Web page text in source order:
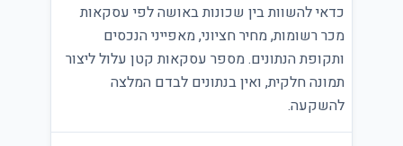
כדאי להשוות בין שכונות באושה לפי עסקאות
מכר רשומות, מחיר חציוני, מאפייני הנכסים
ותקופת הנתונים. מספר עסקאות קטן עלול ליצור
תמונה חלקית, ואין בנתונים לבדם המלצה
להשקעה.